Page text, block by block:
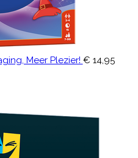
Meer Plezier! € 14,95